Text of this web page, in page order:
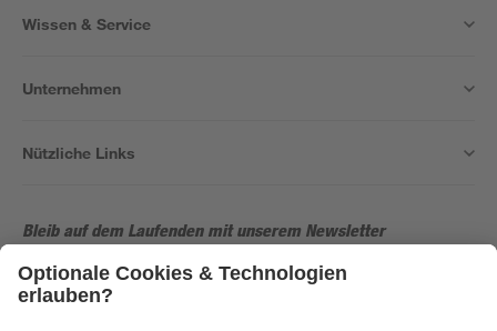
Wissen & Service
Unternehmen
Nützliche Links
Bleib auf dem Laufenden mit unserem Newsletter
Der toom Newsletter: Keine Angebote und Aktionen mehr verpassen!